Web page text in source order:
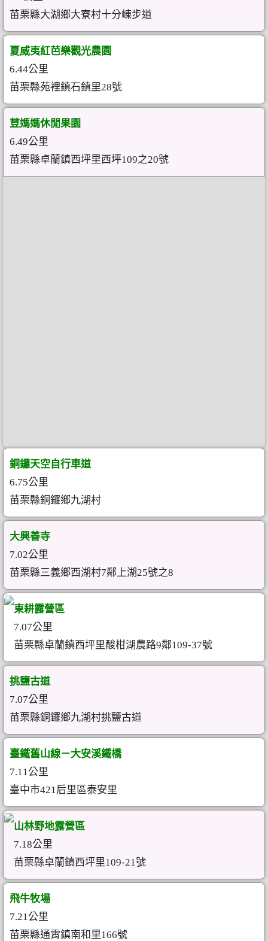
苗栗縣大湖鄉大寮村十分崠步道
夏威夷紅芭樂觀光農園
6.44公里
苗栗縣苑裡鎮石鎮里28號
荳媽媽休閒果園
6.49公里
苗栗縣卓蘭鎮西坪里西坪109之20號
銅鑼天空自行車道
6.75公里
苗栗縣銅鑼鄉九湖村
大興善寺
7.02公里
苗栗縣三義鄉西湖村7鄰上湖25號之8
東耕露營區
7.07公里
苗栗縣卓蘭鎮西坪里酸柑湖農路9鄰109-37號
挑鹽古道
7.07公里
苗栗縣銅鑼鄉九湖村挑鹽古道
臺鐵舊山線－大安溪鐵橋
7.11公里
臺中市421后里區泰安里
山林野地露營區
7.18公里
苗栗縣卓蘭鎮西坪里109-21號
飛牛牧場
7.21公里
苗栗縣通霄鎮南和里166號